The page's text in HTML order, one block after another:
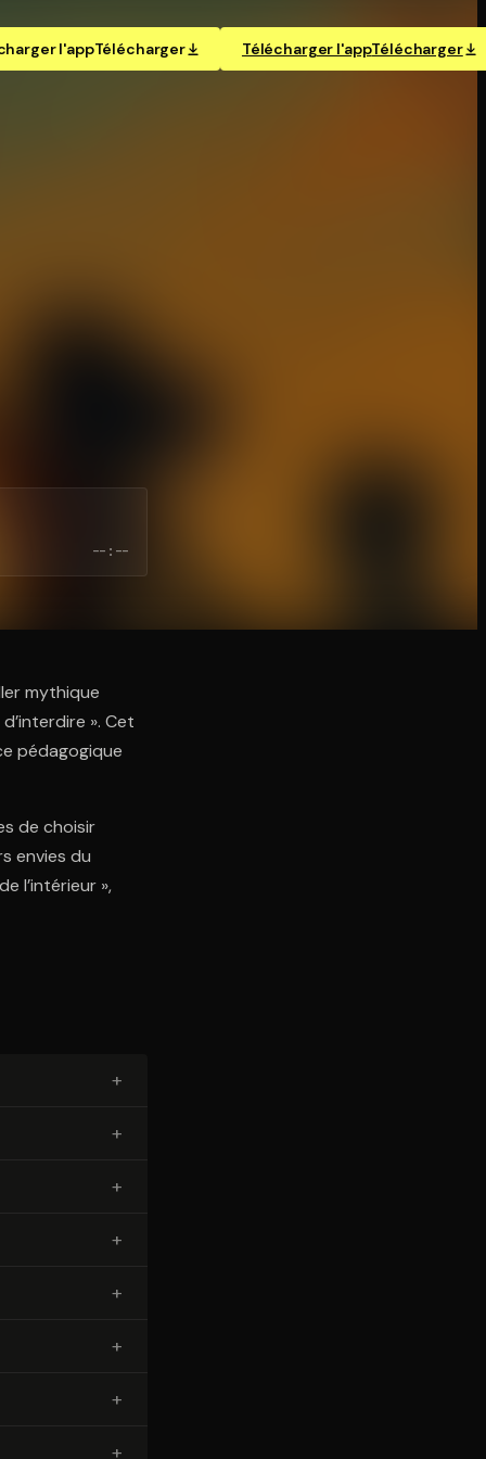
l'appTélécharger Télécharger l'appTélécharger
--:--
mythique
». Cet
pédagogique
de choisir
envies du
l’intérieur »,
+
+
+
+
+
+
+
+